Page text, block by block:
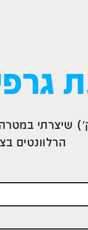
שאלון קצר (3
הרלוונטים